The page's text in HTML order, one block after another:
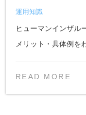
ヒューマンインザル
メリット・具体例を
運用知識
READ MORE